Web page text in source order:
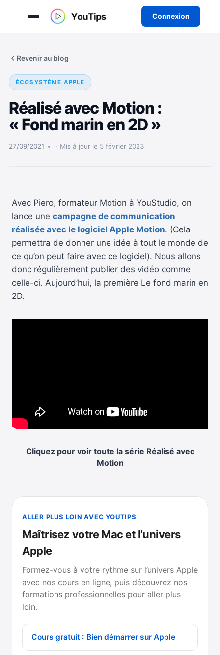
Connexion
Revenir au blog
ÉCOSYSTÈME APPLE
Réalisé avec Motion :
« Fond marin en 2D »
27/09/2021 Mis à jour le 5 février 2023
Avec Piero, formateur Motion à YouStudio, on
lance une campagne de communication
réalisée avec le logiciel Apple Motion. (Cela
permettra de donner une idée à tout le monde de
ce qu’on peut faire avec ce logiciel). Nous allons
donc régulièrement publier des vidéo comme
celle-ci. Aujourd’hui, la première Le fond marin en
2D.
Cliquez pour voir toute la série Réalisé avec
Motion
ALLER PLUS LOIN AVEC YOUTIPS
Maîtrisez votre Mac et l’univers
Apple
Formez-vous à votre rythme sur l’univers Apple
avec nos cours en ligne, puis découvrez nos
formations professionnelles pour aller plus
loin.
Cours gratuit : Bien démarrer sur Apple